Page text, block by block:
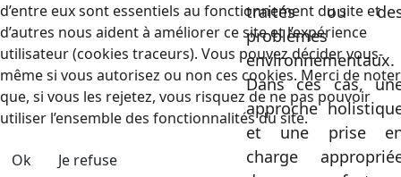
traités ou
problèmes
environnementaux.
Dans ces cas,
approche
et une prise
charge
d’entre eux sont essentiels au fonctionnement du site et
d’autres nous aident à améliorer ce site et l’expérience
utilisateur (cookies traceurs). Vous pouvez décider vous-
même si vous autorisez ou non ces cookies. Merci de noter
que, si vous les rejetez, vous risquez de ne pas pouvoir
utiliser l’ensemble des fonctionnalités du site.
Ok Je refuse